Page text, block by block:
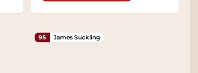
95 James Suckling